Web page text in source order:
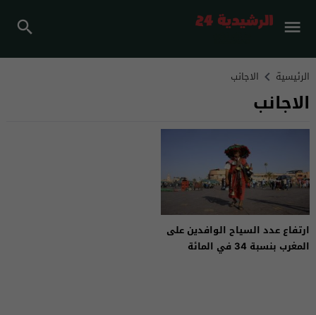
الرئيسية الاجانب
الاجانب
ارتفاع عدد السياح الوافدين على
المغرب بنسبة 34 في المائة